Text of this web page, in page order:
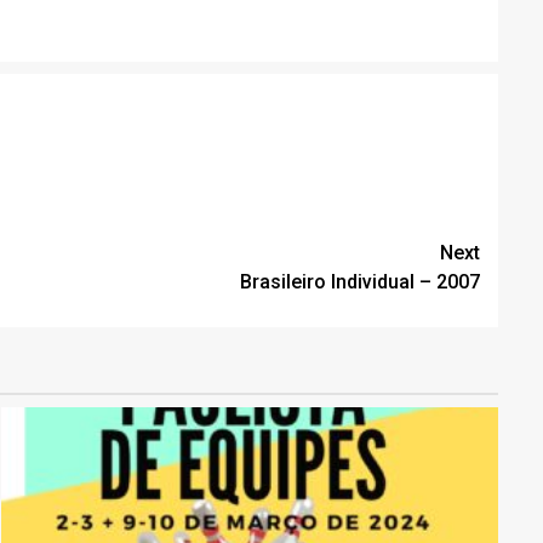
Next
Brasileiro Individual – 2007